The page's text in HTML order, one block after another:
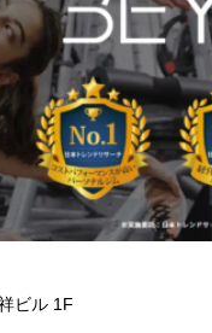
ビル 1F